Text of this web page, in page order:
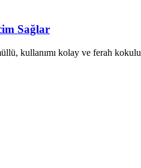
Sağlar
kullanımı kolay ve ferah